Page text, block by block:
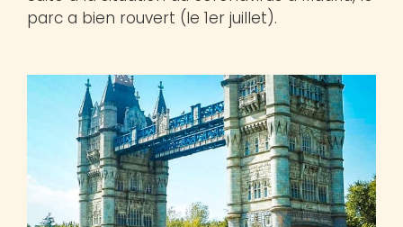
parc a bien rouvert (le 1er juillet).